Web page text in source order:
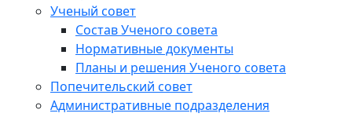
Ученый совет
Состав Ученого совета
Нормативные документы
Планы и решения Ученого совета
Попечительский совет
Административные подразделения